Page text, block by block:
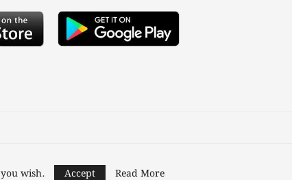
and Developed byNusratech Pte Ltd.
wish. Accept Read More